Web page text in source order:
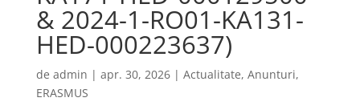
& 2024-1-RO01-KA131-
HED-000223637)
de admin | apr. 30, 2026| Actualitate, Anunturi,
ERASMUS